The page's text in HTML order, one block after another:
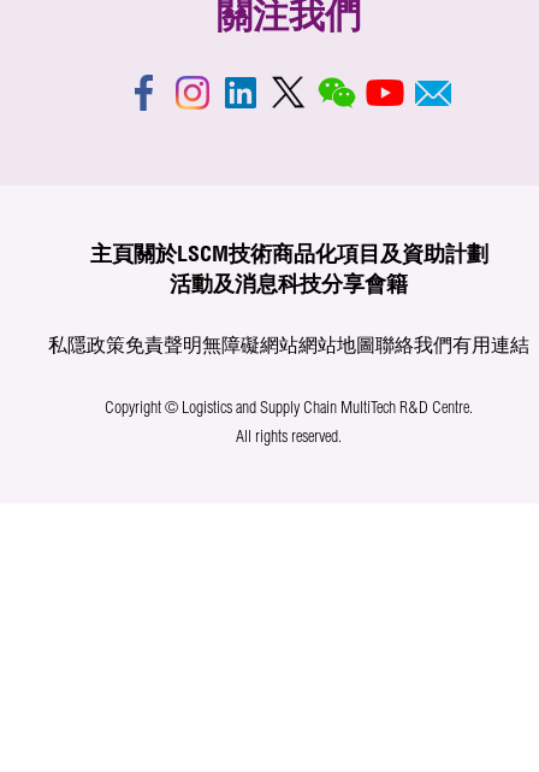
關注我們
主頁 關於LSCM技術商品化項目及資助計劃
活動及消息科技分享會籍
私隱政策免責聲明無障礙網站網站地圖聯絡我們有用連結
Copyright © Logistics and Supply Chain MultiTech R&D Centre.
All rights reserved.